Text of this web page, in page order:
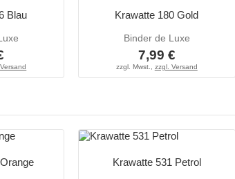
Blau Krawatte 180 Gold
Binder de Luxe
7,99 €
zzgl. Mwst., zzgl. Versand
Krawatte 531 Petrol